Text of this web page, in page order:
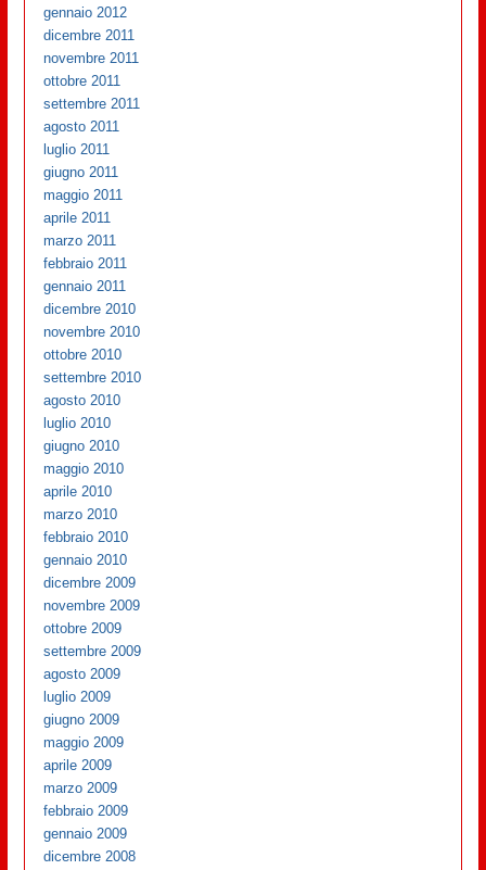
gennaio 2012
dicembre 2011
novembre 2011
ottobre 2011
settembre 2011
agosto 2011
luglio 2011
giugno 2011
maggio 2011
aprile 2011
marzo 2011
febbraio 2011
gennaio 2011
dicembre 2010
novembre 2010
ottobre 2010
settembre 2010
agosto 2010
luglio 2010
giugno 2010
maggio 2010
aprile 2010
marzo 2010
febbraio 2010
gennaio 2010
dicembre 2009
novembre 2009
ottobre 2009
settembre 2009
agosto 2009
luglio 2009
giugno 2009
maggio 2009
aprile 2009
marzo 2009
febbraio 2009
gennaio 2009
dicembre 2008